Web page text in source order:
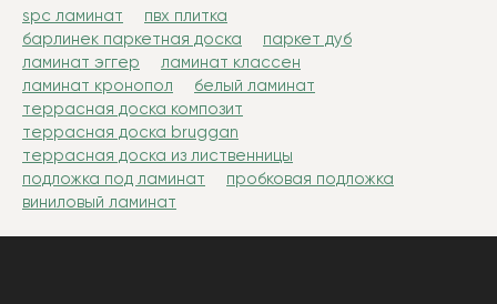
spc ламинат
пвх плитка
барлинек паркетная доска
паркет дуб
ламинат эггер
ламинат классен
ламинат кронопол
белый ламинат
террасная доска композит
террасная доска bruggan
террасная доска из лиственницы
подложка под ламинат
пробковая подложка
виниловый ламинат